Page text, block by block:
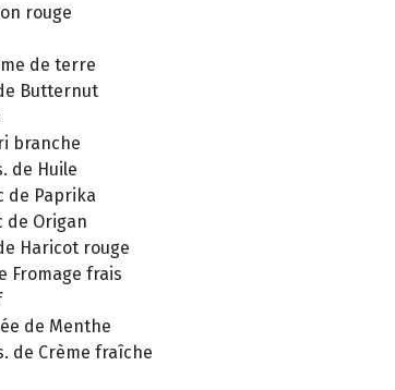
rouge
de terre
Butternut
branche
de Huile
de Paprika
de Origan
Haricot rouge
Fromage frais
de Menthe
de Crème fraîche